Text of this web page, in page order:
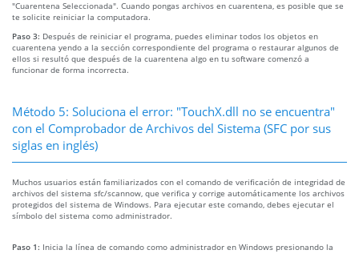
"Cuarentena Seleccionada". Cuando pongas archivos en cuarentena, es posible que se
te solicite reiniciar la computadora.
Paso 3: Después de reiniciar el programa, puedes eliminar todos los objetos en
cuarentena yendo a la sección correspondiente del programa o restaurar algunos de
ellos si resultó que después de la cuarentena algo en tu software comenzó a
funcionar de forma incorrecta.
Método 5: Soluciona el error: "TouchX.dll no se encuentra"
con el Comprobador de Archivos del Sistema (SFC por sus
siglas en inglés)
Muchos usuarios están familiarizados con el comando de verificación de integridad de
archivos del sistema sfc/scannow, que verifica y corrige automáticamente los archivos
protegidos del sistema de Windows. Para ejecutar este comando, debes ejecutar el
símbolo del sistema como administrador.
Paso 1: Inicia la línea de comando como administrador en Windows presionando la